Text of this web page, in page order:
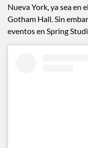
Nueva York, ya sea en
Gotham Hall. Sin
eventos en Spring